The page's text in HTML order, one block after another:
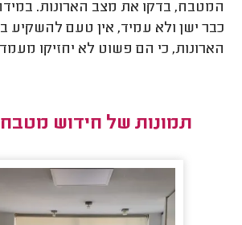
המטבח, בדקו את מצב הארונות.
כבר ישן ולא עמיד, אין טעם להשקיע
הארונות, כי הם פשוט לא יחזיקו
תמונות של חידוש